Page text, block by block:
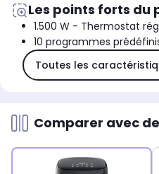
Les points forts du
1.500 W - Thermostat
10 programmes
Toutes les
Comparer avec